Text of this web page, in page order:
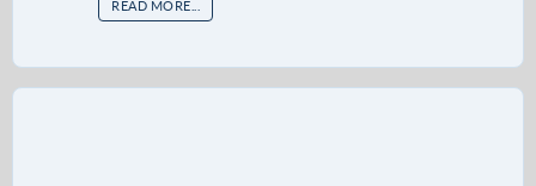
READ MORE...